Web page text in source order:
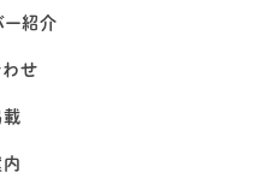
ー紹介
せ
載